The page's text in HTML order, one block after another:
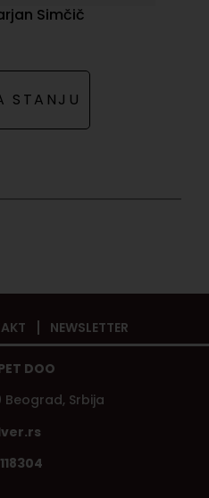
Simčič
STANJU
NEWSLETTER
DOO
Beograd, Srbija